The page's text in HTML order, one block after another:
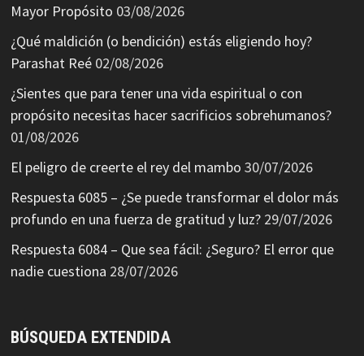
Mayor Propósito 03/08/2026
¿Qué maldición (o bendición) estás eligiendo hoy?
Parashat Reé 02/08/2026
¿Sientes que para tener una vida espiritual o con
propósito necesitas hacer sacrificios sobrehumanos?
01/08/2026
El peligro de creerte el rey del mambo 30/07/2026
Respuesta 6085 – ¿Se puede transformar el dolor más
profundo en una fuerza de gratitud y luz? 29/07/2026
Respuesta 6084 – Que sea fácil: ¿Seguro? El error que
nadie cuestiona 28/07/2026
BÚSQUEDA EXTENDIDA